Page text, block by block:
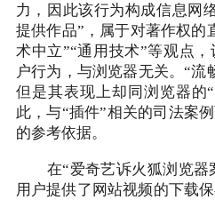
力，因此该行为构成信息网
提供作品”，属于对著作权的
术中立”“通用技术”等观点
户行为，与浏览器无关。“流
但是其表现上却同浏览器的
此，与“插件”相关的司法案
的参考依据。
在“爱奇艺诉火狐浏览器
用户提供了网站视频的下载